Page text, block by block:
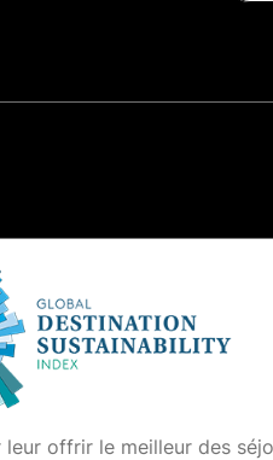
leur offrir le meilleur des